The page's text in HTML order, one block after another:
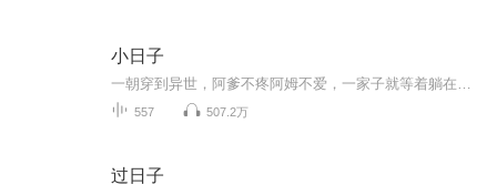
小日子
557 507.2万
过日子